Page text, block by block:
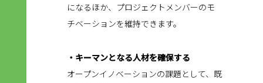
になるほか、プロジェクトメンバーのモ
チベーションを維持できます。
・キーマンとなる人材を確保する
オープンイノベーションの課題として、既